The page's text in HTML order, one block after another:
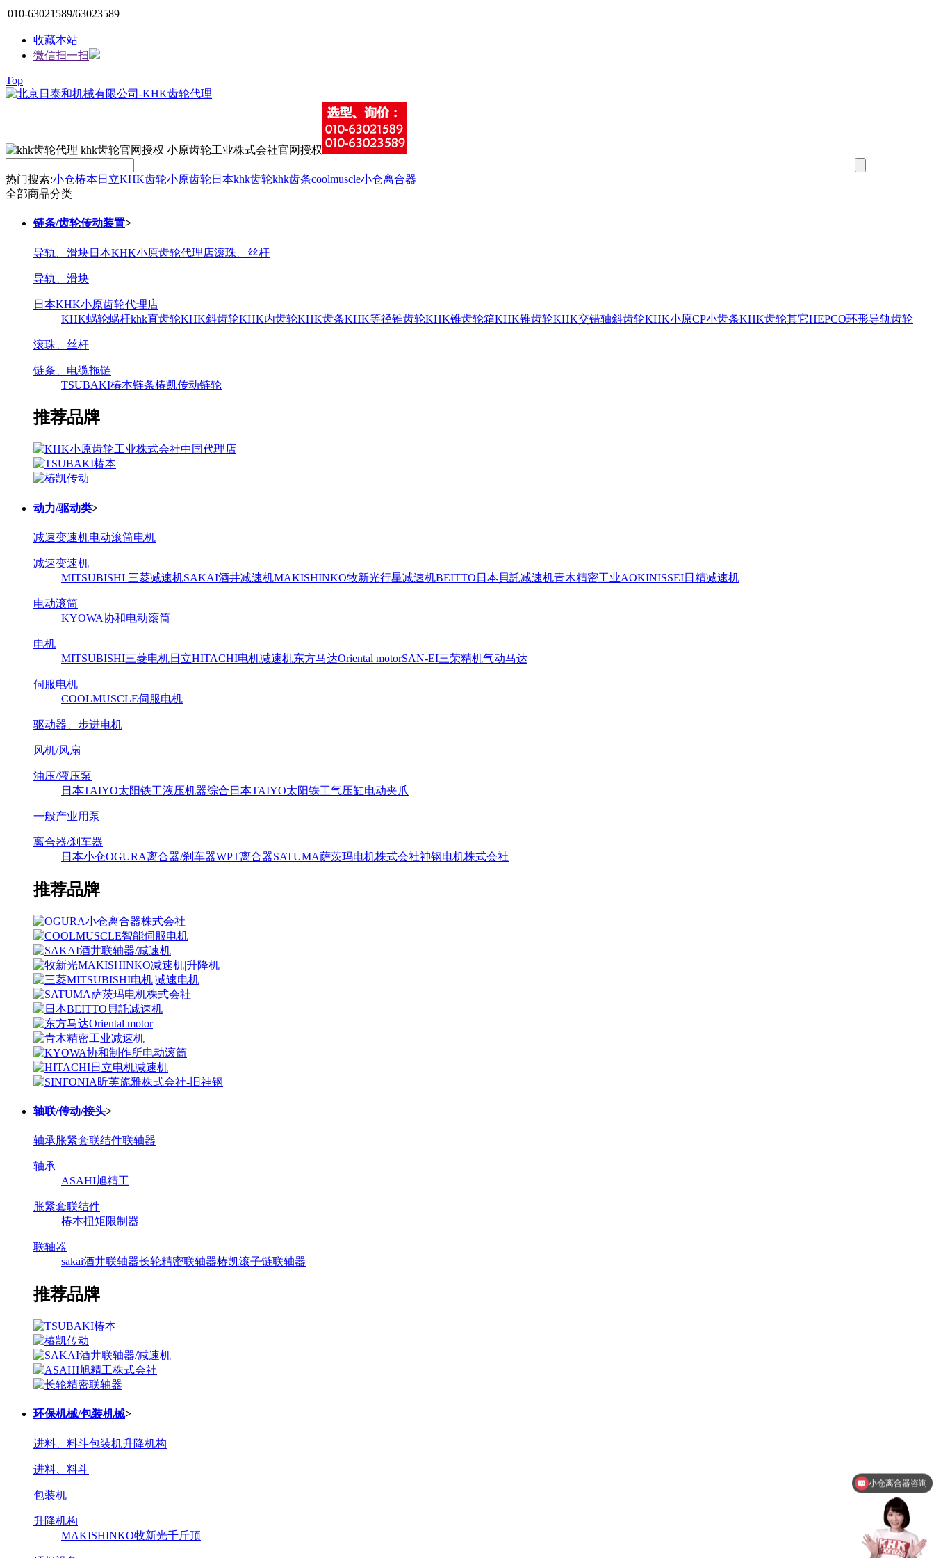
010-63021589/63023589
收藏本站
微信扫一扫
Top
热门搜索:小仓椿本日立KHK齿轮小原齿轮日本khk齿轮khk齿条coolmuscle小仓离合器
全部商品分类
链条/齿轮传动装置>
导轨、滑块日本KHK小原齿轮代理店滚珠、丝杆
导轨、滑块
日本KHK小原齿轮代理店
KHK蜗轮蜗杆khk直齿轮KHK斜齿轮KHK内齿轮KHK齿条KHK等径锥齿轮KHK锥齿轮箱KHK锥齿轮KHK交错轴斜齿轮KHK小原CP小齿条KHK齿轮其它HEPCO环形导轨齿轮
滚珠、丝杆
链条、电缆拖链
TSUBAKI椿本链条椿凯传动链轮
推荐品牌
动力/驱动类>
减速变速机电动滚筒电机
减速变速机
MITSUBISHI 三菱减速机SAKAI酒井减速机MAKISHINKO牧新光行星减速机BEITTO日本貝託减速机青木精密工业AOKINISSEI日精减速机
电动滚筒
KYOWA协和电动滚筒
电机
MITSUBISHI三菱电机日立HITACHI电机减速机东方马达Oriental motorSAN-EI三荣精机气动马达
伺服电机
COOLMUSCLE伺服电机
驱动器、步进电机
风机/风扇
油压/液压泵
日本TAIYO太阳铁工液压机器综合 日本TAIYO太阳铁工气压缸电动夹爪
一般产业用泵
离合器/刹车器
日本小仓OGURA离合器/刹车器WPT离合器SATUMA萨茨玛电机株式会社神钢电机株式会社
推荐品牌
轴联/传动/接头>
轴承胀紧套联结件联轴器
轴承
ASAHI旭精工
胀紧套联结件
椿本扭矩限制器
联轴器
sakai酒井联轴器长轮精密联轴器椿凯滚子链联轴器
推荐品牌
环保机械/包装机械>
进料、料斗包装机升降机构
进料、料斗
包装机
升降机构
MAKISHINKO牧新光千斤顶
小仓离合器咨询
KHK齿轮代理